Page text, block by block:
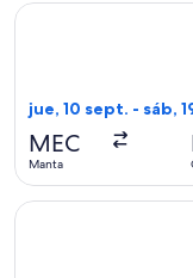
jue, 10 sept. - sáb,
MEC
Manta
Seleccionar vuelo
Seleccionar vuelo